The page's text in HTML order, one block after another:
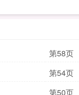
第58页
第54页
第50页